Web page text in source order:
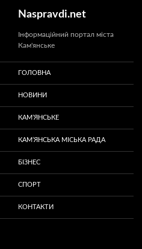
Перейти
вмісту
Naspravdi.net
Інформаційний портал міста
Кам'янське
ГОЛОВНА
НОВИНИ
КАМ’ЯНСЬКЕ
КАМ’ЯНСЬКА МІСЬКА РАДА
БІЗНЕС
СПОРТ
КОНТАКТИ